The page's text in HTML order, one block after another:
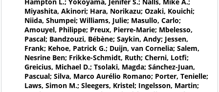
Miyashita, Akinori; Hara, Norikazu; Ozaki, Kouichi;
Niida, Shumpei; Williams, Julie; Masullo, Carlo;
Amouyel, Philippe; Preux, Pierre-Marie; Mbelesso,
Pascal; Bandzouzi, Bébène; Saykin, Andy; Jessen,
Frank; Kehoe, Patrick G.; Duijn, van Cornelia; Salem,
Nesrine Ben; Frikke-Schmidt, Ruth; Cherni, Lotfi;
Greicius, Michael D.; Tsolaki, Magda; Sánchez-Juan,
Pascual; Silva, Marco Aurélio Romano; Porter, Tenielle;
Laws, Simon M.; Sleegers, Kristel; Ingelsson, Martin;